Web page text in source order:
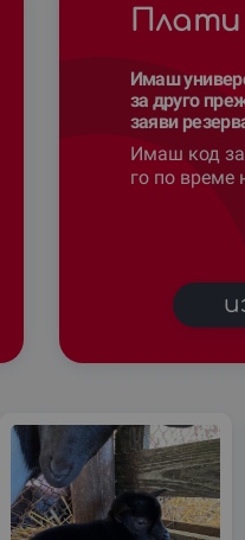
Плати
Имаш
за друго
заяви
Имаш код за
го по време